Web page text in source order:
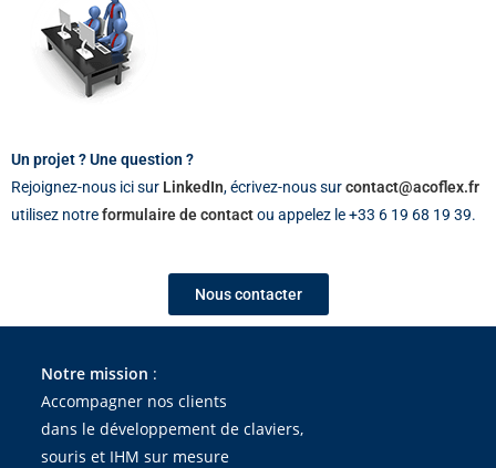
Un projet ? Une question ?
Rejoignez-nous ici sur LinkedIn, écrivez-nous surcontact@acoflex.fr
utilisez notreformulaire de contactou appelez le +33 6 19 68 19 39.
Nous contacter
Notre mission :
Accompagner nos clients
dans le développement de claviers,
souris et IHM sur mesure